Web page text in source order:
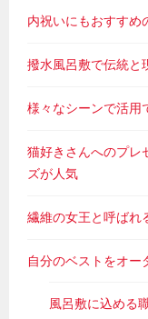
内祝いにもおすすめ
撥水風呂敷で伝統と
様々なシーンで活用
猫好きさんへのプレ
ズが人気
繊維の女王と呼ばれ
自分のベストをオー
風呂敷に込める